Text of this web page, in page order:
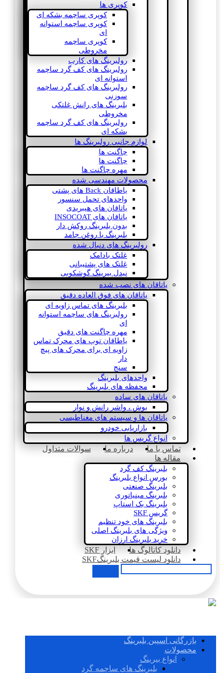
کوپری ها
کوپری ساچمه بشکه ای
کوپری ساچمه استوانه
ای
کوپری ساچمه
مخروطی
رولبرینگ های کارب
رولبرینگ های کف گرد ساچمه
استوانه ای
رولبرینگ های کف گرد ساچمه
سوزنی
بلبرینگ های رانش غلتکی
مخروطی
رولبرینگ های کف گرد ساچمه
بشکه ای
لوازم جانبی رولبرینگ ها
چاگنت ها
چاگنت ها
مهره چاگنت ها
محصولات مهندسی شده
یاطاقان Back های پشتی
واحدهای تحمل سنسور
یاتاقان های هیبریدی
یاتاقان های INSOCOAT
بدون بلبرینگ روکش دار
بلبرینگ با روغن جامد
رولبرینگ های دنبال شده
غلتک بادامک
غلتک های پشتیبانی
نیدل بیرینگ گوشکوبی
یاتاقان های نصب شده
یاتاقان های فوق العاده دقیق
بلبرینگ های تماس زاویه ای
رولبرینگ های ساچمه استوانه
ای
مهره چاگنت های دقیق
یاطاقان توپ های محرک تماس
زاویه ای برای محرک های پیچ
دار
سنج
واحدهای بلبرینگ
محفظه های بلبرینگ
یاتاقان های ساده
بوش ، واشر رانش و نوار
یاتاقان ها و سیستم های مغناطیسی
بازاریابی خودرو
انواع گریس ها
تماس با ما درباره ما
سوالات متداول
مقاله ها
بلبرینگ کف گرد
بورس انواع بلبرینگ
بلبرینگ صنعتی
بلبرینگ مینیاتوری
بلبرینگ بک استاپ
گریس SKF
بلبرینگ های خود تنظیم
ویژگی های بلبرینگ اصلی
خرید بلبرینگ ارزان
دانلود کاتالوگ ها
ابزار SKF
دانلود لیست قیمت بلبرینگSKF
بازرگانی اسپین بلبرینگ
محصولات
انواع بیرینگ
بلبرینگ های ساچمه گرد